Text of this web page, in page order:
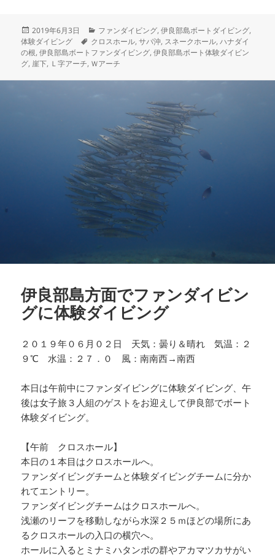
中…
投
稿
日:
2019年6月3日
カ
テ
ゴ
リ
ファンダイビング,伊良部島ボートダイビング,
体験ダイビング
タ
グ
クロスホール,サバ沖, スネークホール,ハナダイ
の根,伊良部島ボートファンダイビング,伊良部島ボート体験ダイビン
グ, 崖下, Ｌ字アーチ, Ｗアーチ
伊良部島方面でファンダイビン
グに体験ダイビング
２０１９年０６月０２日 天気：曇り＆晴れ 気温：２
９℃ 水温：２７．０ 風：南南西→南西
本日は午前中にファンダイビングに体験ダイビング、午
後は女子旅３人組のゲストをお迎えして伊良部でボート
体験ダイビング。
【午前 クロスホール】
本日の１本目はクロスホールへ。
ファンダイビングチームと体験ダイビングチームに分か
れてエントリー。
ファンダイビングチームはクロスホールへ。
浅瀬のリーフを移動しながら水深２５ｍほどの場所にあ
るクロスホールの入口の横穴へ。
ホールに入るとミナミハタンポの群やアカマツカサがい